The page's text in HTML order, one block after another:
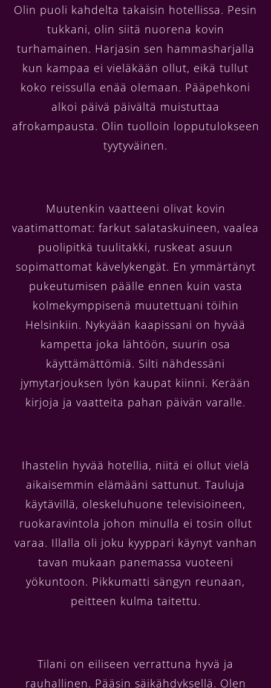
Olin puoli kahdelta takaisin hotellissa. Pesin
tukkani, olin siitä nuorena kovin
turhamainen. Harjasin sen hammasharjalla
kun kampaa ei vieläkään ollut, eikä tullut
koko reissulla enää olemaan. Pääpehkoni
alkoi päivä päivältä muistuttaa
afrokampausta. Olin tuolloin lopputulokseen
tyytyväinen.
Muutenkin vaatteeni olivat kovin
vaatimattomat: farkut salataskuineen, vaalea
puolipitkä tuulitakki, ruskeat asuun
sopimattomat kävelykengät. En ymmärtänyt
pukeutumisen päälle ennen kuin vasta
kolmekymppisenä muutettuani töihin
Helsinkiin. Nykyään kaapissani on hyvää
kampetta joka lähtöön, suurin osa
käyttämättömiä. Silti nähdessäni
jymytarjouksen lyön kaupat kiinni. Kerään
kirjoja ja vaatteita pahan päivän varalle.
Ihastelin hyvää hotellia, niitä ei ollut vielä
aikaisemmin elämääni sattunut. Tauluja
käytävillä, oleskeluhuone televisioineen,
ruokaravintola johon minulla ei tosin ollut
varaa. Illalla oli joku kyyppari käynyt vanhan
tavan mukaan panemassa vuoteeni
yökuntoon. Pikkumatti sängyn reunaan,
peitteen kulma taitettu.
Tilani on eiliseen verrattuna hyvä ja
rauhallinen. Pääsin säikähdyksellä. Olen